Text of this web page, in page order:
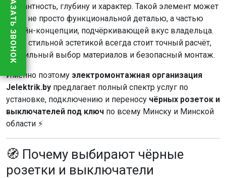
элегантность, глубину и характер. Такой элемент может
стать не просто функциональной деталью, а частью
дизайн-концепции, подчёркивающей вкус владельца.
Но за стильной эстетикой всегда стоит точный расчёт,
правильный выбор материалов и безопасный монтаж.
Именно поэтому электромонтажная организация
Jelektrik.by предлагает полный спектр услуг по
установке, подключению и переносу чёрных розеток и
выключателей под ключ по всему Минску и Минской
области ⚡
🧭 Почему выбирают чёрные
розетки и выключатели
ЗАКАЗАТЬ ЗВОНОК